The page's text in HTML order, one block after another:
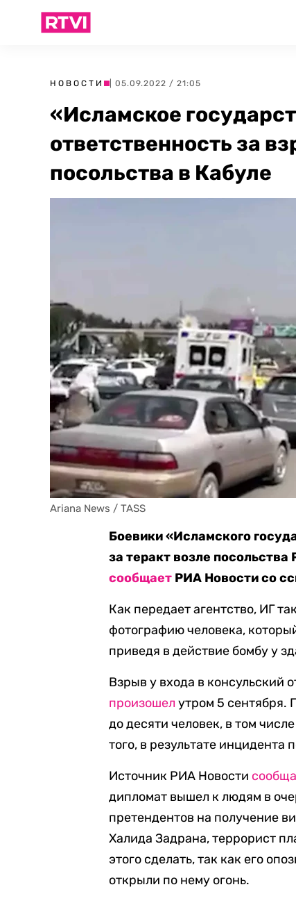
НОВОСТИ | 05.09.2022 / 21:05
«Исламское
ответственность за
посольства в Кабуле
Ariana News / TASS
Боевики «Исламского
за теракт возле
сообщает РИА Новости со
Как передает агентство, ИГ
фотографию человека,
приведя в действие бомбу у
Взрыв у входа в консульский
произошел утром 5 сентября.
до десяти человек, в том
того, в результате инцидента
Источник РИА Новости
дипломат вышел к людям в
претендентов на получение
Халида Задрана, террорист
этого сделать, так как его
открыли по нему огонь.